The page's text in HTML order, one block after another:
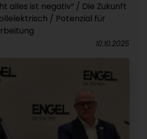
alles ist negativ“ / Die Zukunft
/ Potenzial für
10.10.2025